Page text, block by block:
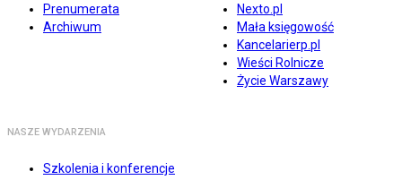
Prenumerata
Archiwum
Nexto.pl
Mała księgowość
Kancelarierp.pl
Wieści Rolnicze
Życie Warszawy
NASZE WYDARZENIA
Szkolenia i konferencje